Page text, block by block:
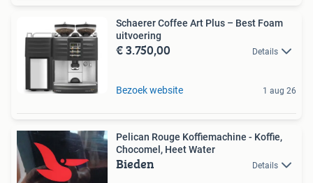
Schaerer Coffee Art Plus – Best Foam
uitvoering
€ 3.750,00 Details
Bezoek website 1 aug 26
Pelican Rouge Koffiemachine - Koffie,
Chocomel, Heet Water
Bieden Details